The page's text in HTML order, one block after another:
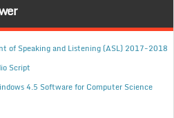
of Speaking and Listening (ASL) 2017-2018
Script
4.5 Software for Computer Science